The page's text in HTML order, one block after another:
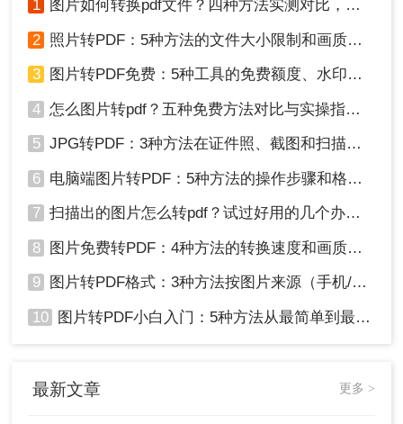
1 图片如何转换pdf文件？四种方法实测对比，附各场景最优选！
2 照片转PDF：5种方法的文件大小限制和画质保留实测！
3 图片转PDF免费：5种工具的免费额度、水印和文件限制对比！
4 怎么图片转pdf？五种免费方法对比与实操指南（附详细表格）！
5 JPG转PDF：3种方法在证件照、截图和扫描件上的转换精度差异！
6 电脑端图片转PDF：5种方法的操作步骤和格式保留对比！
7 扫描出的图片怎么转pdf？试过好用的几个办法！
8 图片免费转PDF：4种方法的转换速度和画质损失对比！
9 图片转PDF格式：3种方法按图片来源（手机/相机/截图）选！
10 图片转PDF小白入门：5种方法从最简单到最专业逐步升级！
最新文章 更多 >